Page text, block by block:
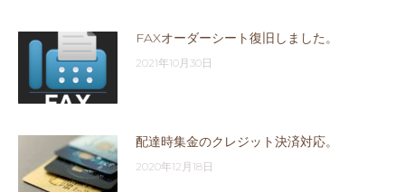
FAXオーダーシート復旧しました。
2021年10月30日
配達時集金のクレジット決済対応。
2020年12月18日